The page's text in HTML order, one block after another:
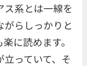
ス系とは一線を
らしっかりと
に読めます。
っていて、そ